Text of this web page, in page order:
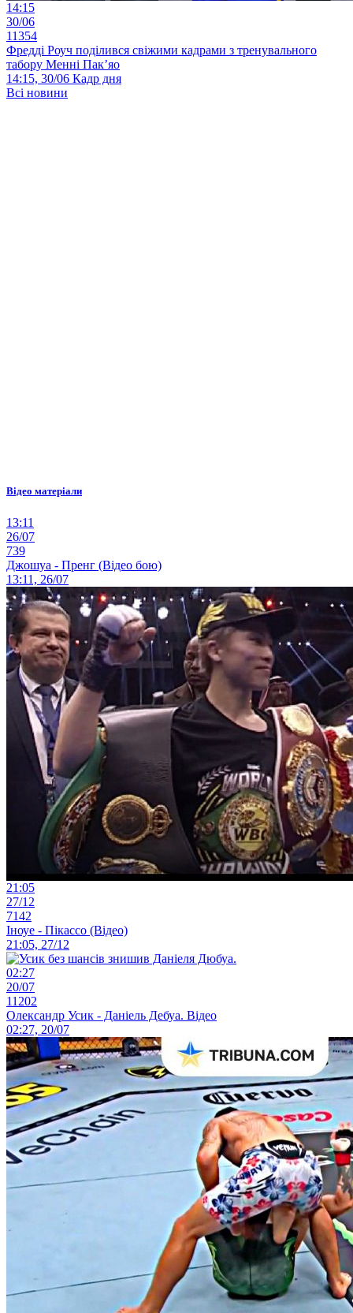
14:15
30/06
11354
Фредді Роуч поділився свіжими кадрами з тренувального
табору Менні Пак’яо
14:15, 30/06 Кадр дня
Всі новини
Відео матеріали
13:11
26/07
739
Джошуа - Пренг (Відео бою)
13:11, 26/07
21:05
27/12
7142
Іноуе - Пікассо (Відео)
21:05, 27/12
02:27
20/07
11202
Олександр Усик - Даніель Дебуа. Відео
02:27, 20/07